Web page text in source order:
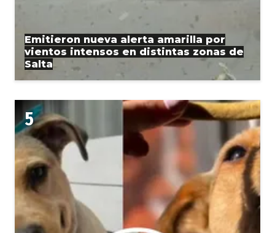
Emitieron nueva alerta amarilla por
vientos intensos en distintas zonas de
Salta